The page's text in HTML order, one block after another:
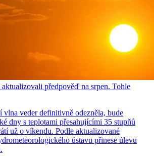
předpověď na srpen. Tohle
vlna veder definitivně odezněla, bude
dny s teplotami přesahujícími 35 stupňů
už o víkendu. Podle aktualizované
ústavu přinese úlevu